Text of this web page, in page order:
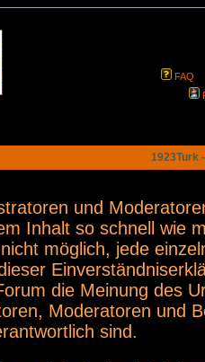
FAQ
1923Turk
und
Inhalt so schnell wie
möglich, jede
die Meinung des
Moderatoren und
sind.